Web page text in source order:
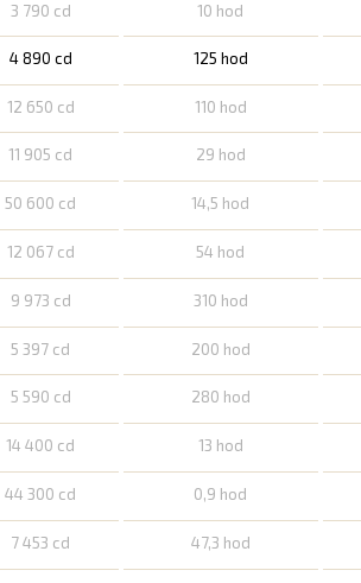
3 790 cd 10 hod
4 890 cd 125 hod
12 650 cd 110 hod
11 905 cd 29 hod
50 600 cd 14,5 hod
12 067 cd 54 hod
9 973 cd 310 hod
5 397 cd 200 hod
5 590 cd 280 hod
14 400 cd 13 hod
44 300 cd 0,9 hod
7 453 cd 47,3 hod